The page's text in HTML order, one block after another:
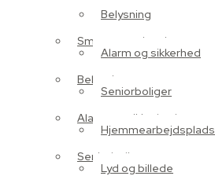
Belysning
Alarm og sikkerhed
Seniorboliger
Hjemmearbejdsplads
Lyd og billede
Smart energistyring
Belysning
Alarm og sikkerhed
Seniorboliger